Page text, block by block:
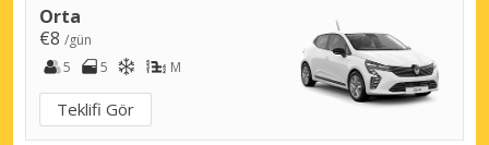
Orta
€8 /gün
5
5 M
Teklifi Gör